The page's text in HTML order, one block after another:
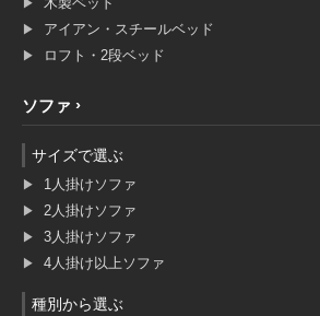
アイアン・スチールベッド
ロフト・2段ベッド
ソファ
サイズで選ぶ
1人掛けソファ
2人掛けソファ
3人掛けソファ
4人掛け以上ソファ
種別から選ぶ